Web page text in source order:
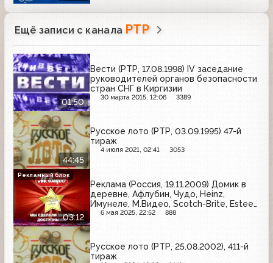
Ещё записи с канала РТР
01:50
Вести (РТР, 17.08.1998) IV заседание
руководителей органов безопасности
стран СНГ в Киргизии
30 марта 2015, 12:06 3389
44:45
Русское лото (РТР, 03.09.1995) 47-й
тираж
4 июля 2021, 02:41 3053
03:12
Реклама (Россия, 19.11.2009) Домик в
деревне, Афлубин, Чудо, Heinz,
Имунеле, М.Видео, Scotch-Brite, Estee
Lauder, Газпромнефть
6 мая 2025, 22:52 888
Рекламный блок
Русское лото (РТР, 25.08.2002), 411-й
тираж